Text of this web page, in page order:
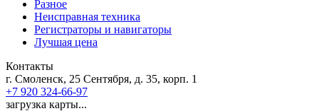
Разное
Неисправная техника
Регистраторы и навигаторы
Лучшая цена
Контакты
г. Смоленск, 25 Сентября, д. 35, корп. 1
+7 920 324-66-97
загрузка карты...